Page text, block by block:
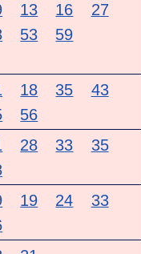
13 16
27
53 59
18 35
43
56
28 33
35
19 24
33